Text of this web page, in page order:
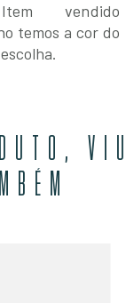
vendido
temos a cor do
VIU